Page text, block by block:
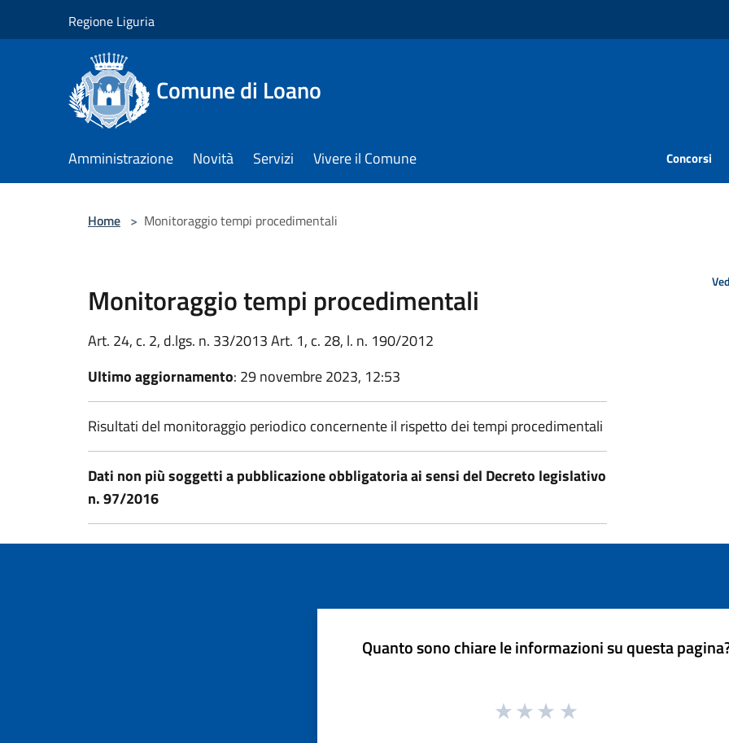
Regione Liguria
Comune di Loano
Amministrazione Novità Servizi Vivere il Comune Concorsi
Home > Monitoraggio tempi procedimentali
Monitoraggio tempi procedimentali
Art. 24, c. 2, d.lgs. n. 33/2013 Art. 1, c. 28, l. n. 190/2012
Ultimo aggiornamento: 29 novembre 2023, 12:53
Risultati del monitoraggio periodico concernente il rispetto dei tempi procedimentali
Dati non più soggetti a pubblicazione obbligatoria ai sensi del Decreto legislativo
n. 97/2016
Quanto sono chiare le informazioni su questa